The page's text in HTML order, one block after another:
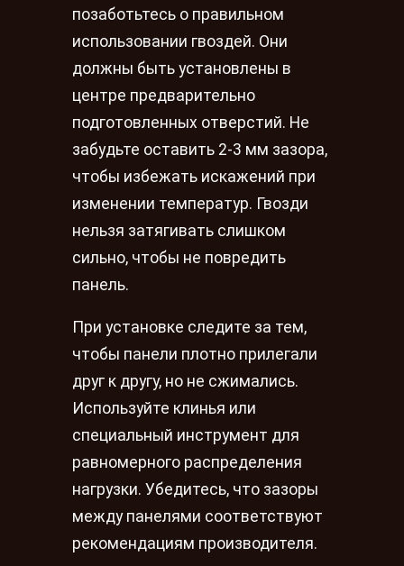
позаботьтесь о правильном
использовании гвоздей. Они
должны быть установлены в
центре предварительно
подготовленных отверстий. Не
забудьте оставить 2-3 мм зазора,
чтобы избежать искажений при
изменении температур. Гвозди
нельзя затягивать слишком
сильно, чтобы не повредить
панель.
При установке следите за тем,
чтобы панели плотно прилегали
друг к другу, но не сжимались.
Используйте клинья или
специальный инструмент для
равномерного распределения
нагрузки. Убедитесь, что зазоры
между панелями соответствуют
рекомендациям производителя.